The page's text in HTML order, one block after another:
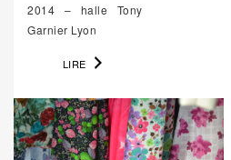
2014 – halle Tony
Garnier Lyon
LIRE